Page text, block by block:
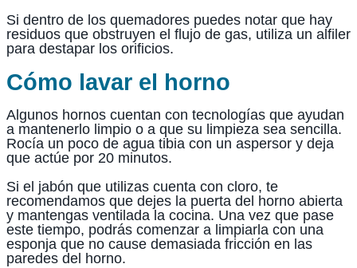
Si dentro de los quemadores puedes notar que hay
residuos que obstruyen el flujo de gas, utiliza un alfiler
para destapar los orificios.
Cómo lavar el horno
Algunos hornos cuentan con tecnologías que ayudan
a mantenerlo limpio o a que su limpieza sea sencilla.
Rocía un poco de agua tibia con un aspersor y deja
que actúe por 20 minutos.
Si el jabón que utilizas cuenta con cloro, te
recomendamos que dejes la puerta del horno abierta
y mantengas ventilada la cocina. Una vez que pase
este tiempo, podrás comenzar a limpiarla con una
esponja que no cause demasiada fricción en las
paredes del horno.